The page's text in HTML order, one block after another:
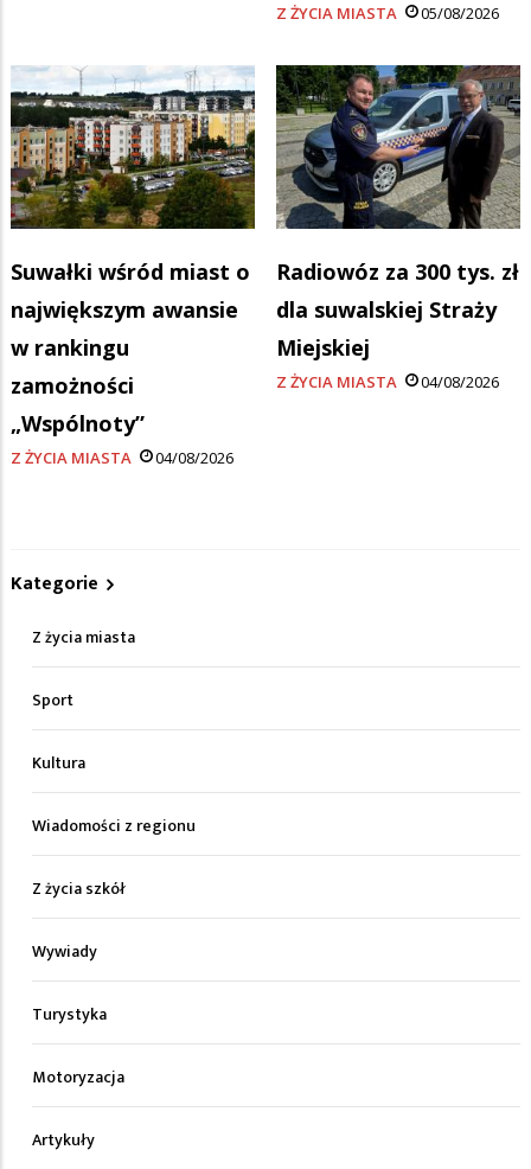
Z ŻYCIA MIASTA 05/08/2026
Suwałki wśród miast o
największym awansie
w rankingu
zamożności
„Wspólnoty”
Z ŻYCIA MIASTA 04/08/2026
Radiowóz za 300 tys. zł
dla suwalskiej Straży
Miejskiej
Z ŻYCIA MIASTA 04/08/2026
Kategorie
Z życia miasta
Sport
Kultura
Wiadomości z regionu
Z życia szkół
Wywiady
Turystyka
Motoryzacja
Artykuły